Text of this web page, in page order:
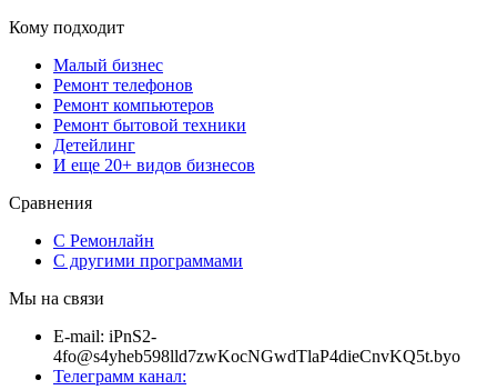
Кому подходит
Малый бизнес
Ремонт телефонов
Ремонт компьютеров
Ремонт бытовой техники
Детейлинг
И еще 20+ видов бизнесов
Сравнения
С Ремонлайн
С другими программами
Мы на связи
E-mail: iPnS2-
4fo@s4yheb598lld7zwKocNGwdTlaP4dieCnvKQ5t.byo
Телеграмм канал: